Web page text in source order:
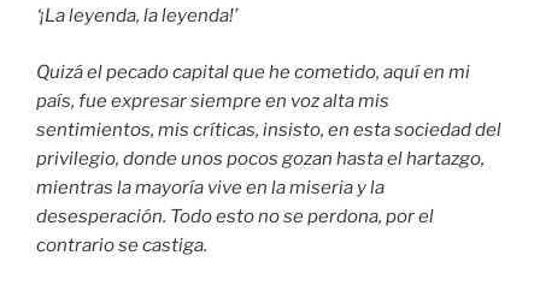
‘¡La leyenda, la leyenda!’
Quizá el pecado capital que he cometido, aquí en mi
país, fue expresar siempre en voz alta mis
sentimientos, mis críticas, insisto, en esta sociedad del
privilegio, donde unos pocos gozan hasta el hartazgo,
mientras la mayoría vive en la miseria y la
desesperación. Todo esto no se perdona, por el
contrario se castiga.